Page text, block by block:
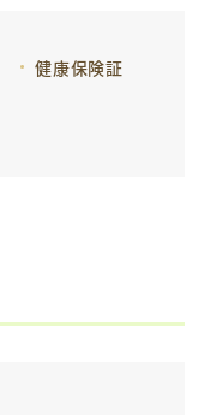
健康保険証